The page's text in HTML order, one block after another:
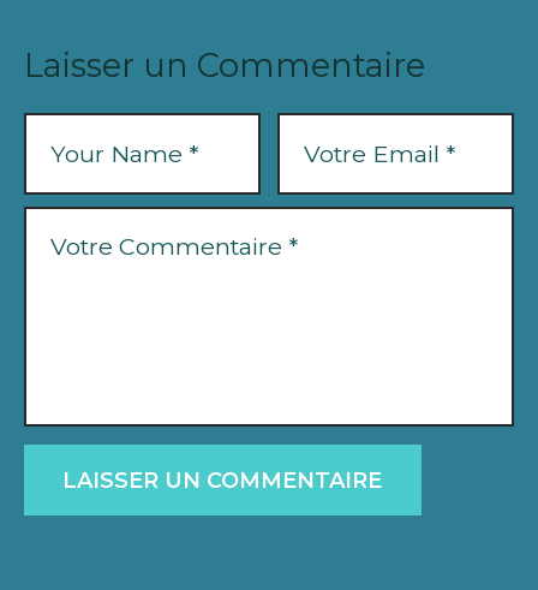
Laisser un Commentaire